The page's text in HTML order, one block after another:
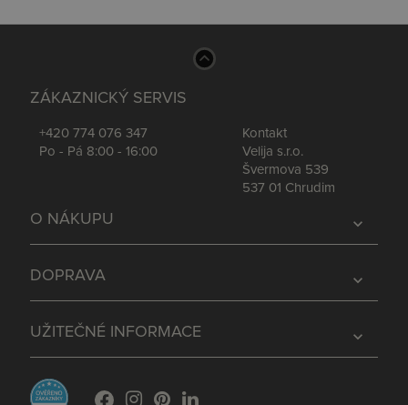
ZÁKAZNICKÝ SERVIS
+420 774 076 347
Po - Pá 8:00 - 16:00
Kontakt
Velija s.r.o.
Švermova 539
537 01 Chrudim
expand_more
O NÁKUPU
expand_more
DOPRAVA
expand_more
UŽITEČNÉ INFORMACE